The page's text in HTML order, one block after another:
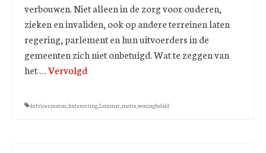
verbouwen. Niet alleen in de zorg voor ouderen,
zieken en invaliden, ook op andere terreinen laten
regering, parlement en hun uitvoerders in de
gemeenten zich niet onbetuigd. Wat te zeggen van
het …Vervolgd
de friese meren huisvesting Lemmer motie woningbeleid